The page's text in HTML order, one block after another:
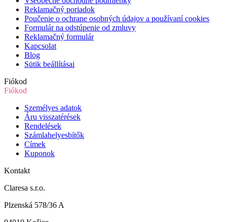
Reklamačný poriadok
Poučenie o ochrane osobných údajov a používaní cookies
Formulár na odstúpenie od zmluvy
Reklamačný formulár
Kapcsolat
Blog
Sütik beállításai
Fiókod
Fiókod
Személyes adatok
Áru visszatérések
Rendelések
Számlahelyesbítők
Címek
Kuponok
Kontakt
Claresa s.r.o.
Plzenská 578/36 A